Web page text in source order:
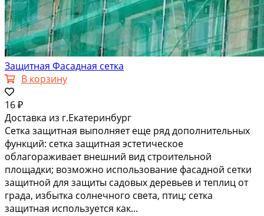
Защитная Фасадная сетка
В корзину
16 ₽
Доставка из г.Екатеринбург
Сетка защитная выполняет еще ряд дополнительных
функций: сетка защитная эстетическое
облагораживает внешний вид строительной
площадки; возможно использование фасадной сетки
защитной для защиты садовых деревьев и теплиц от
града, избытка солнечного света, птиц; сетка
защитная используется как...